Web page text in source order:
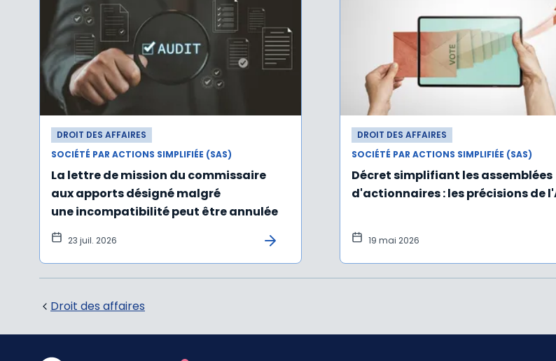
DROIT DES AFFAIRES
SOCIÉTÉ PAR ACTIONS SIMPLIFIÉE (SAS)
La lettre de mission du commissaire
aux apports désigné malgré
une incompatibilité peut être annulée
23 juil. 2026
DROIT DES AFFAIRES
SOCIÉTÉ PAR ACTIONS SIMPLIFIÉE (SAS)
Décret simplifiant les assemblées
d'actionnaires : les précisions de
19 mai 2026
Droit des affaires